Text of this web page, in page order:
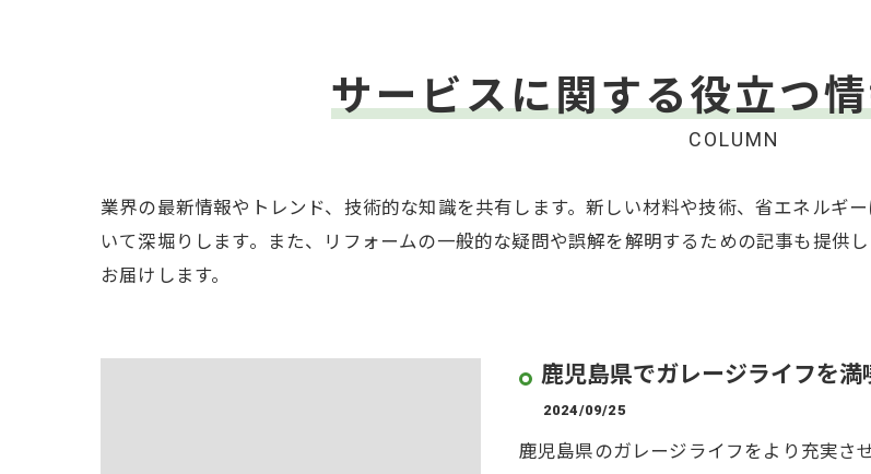
サービスに関する役立つ
COLUMN
業界の最新情報やトレンド、技術的な知識を共有します。新しい材料や技術、省エネルギ
いて深堀りします。また、リフォームの一般的な疑問や誤解を解明するための記事も提供
お届けします。
鹿児島県でガレージライフを
2024/09/25
鹿児島県のガレージライフをより充実さ